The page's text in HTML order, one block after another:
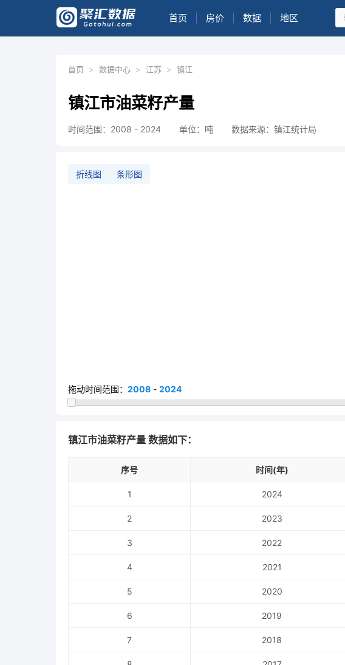
首页 房价 数据 地区
首页 > 数据中心 > 江苏 > 镇江
镇江市油菜籽产量
时间范围：2008 - 2024 单位：吨 数据来源：镇江统计局
折线图 条形图
拖动时间范围： 2008 - 2024
镇江市油菜籽产量 数据如下：
序号 时间(年)
1 2024
2 2023
3 2022
4 2021
5 2020
6 2019
7 2018